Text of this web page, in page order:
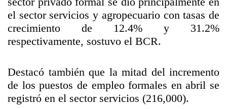
el sector servicios y agropecuario con tasas de
crecimiento de 12.4% y 31.2%
respectivamente, sostuvo el BCR.
Destacó también que la mitad del incremento
de los puestos de empleo formales en abril se
registró en el sector servicios (216,000).